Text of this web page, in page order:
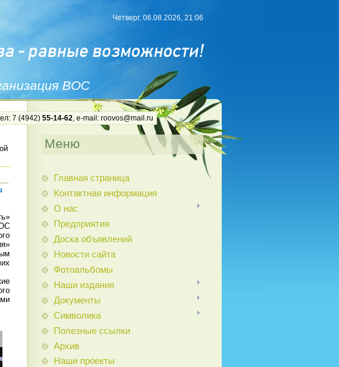
ВОС
Четверг, 06.08.2026, 21:06
7 (4942) 55-14-62, e-mail: roovos@mail.ru
Меню
Главная страница
Контактная информация
О нас
Предприятия
Доска объявлений
Новости сайта
Фотоальбомы
Наши издания
Документы
Символика
Полезные ссылки
Архив
Наши проекты